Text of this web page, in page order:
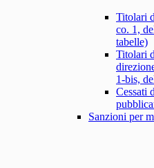
Titolari
co. 1,
tabelle)
Titolari
1-bis,
Cessati
Sanzioni per